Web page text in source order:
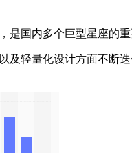
国内多个巨型星座的重
轻量化设计方面不断